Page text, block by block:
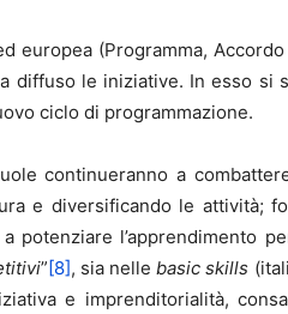
europea (Programma,
diffuso le iniziative. In esso si
ciclo di programmazione.
continueranno a
e diversificando le attività;
l’apprendimento
”[8], sia nellebasic skills
e imprenditorialità,